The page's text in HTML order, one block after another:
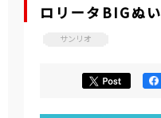
ロリータBIGぬ
サンリオ